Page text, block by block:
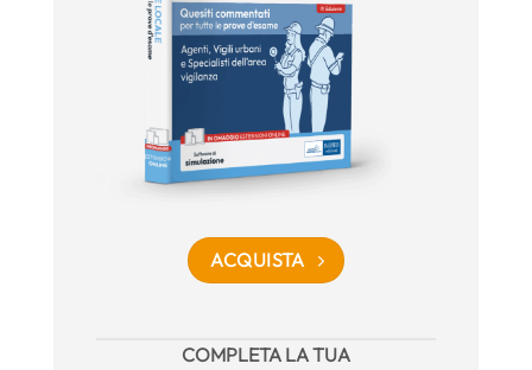
ACQUISTA
COMPLETA LA TUA